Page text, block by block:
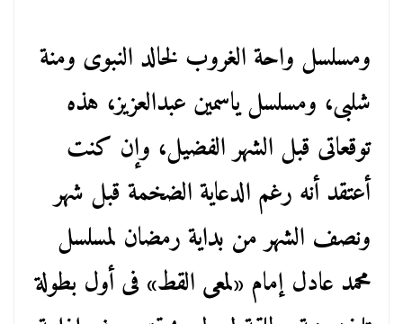
ومسلسل واحة الغروب لخالد النبوى ومنة
شلبى، ومسلسل ياسمين عبدالعزيز، هذه
توقعاتى قبل الشهر الفضيل، وإن كنت
أعتقد أنه رغم الدعاية الضخمة قبل شهر
ونصف الشهر من بداية رمضان لمسلسل
محمد عادل إمام «لمعى القط» فى أول بطولة